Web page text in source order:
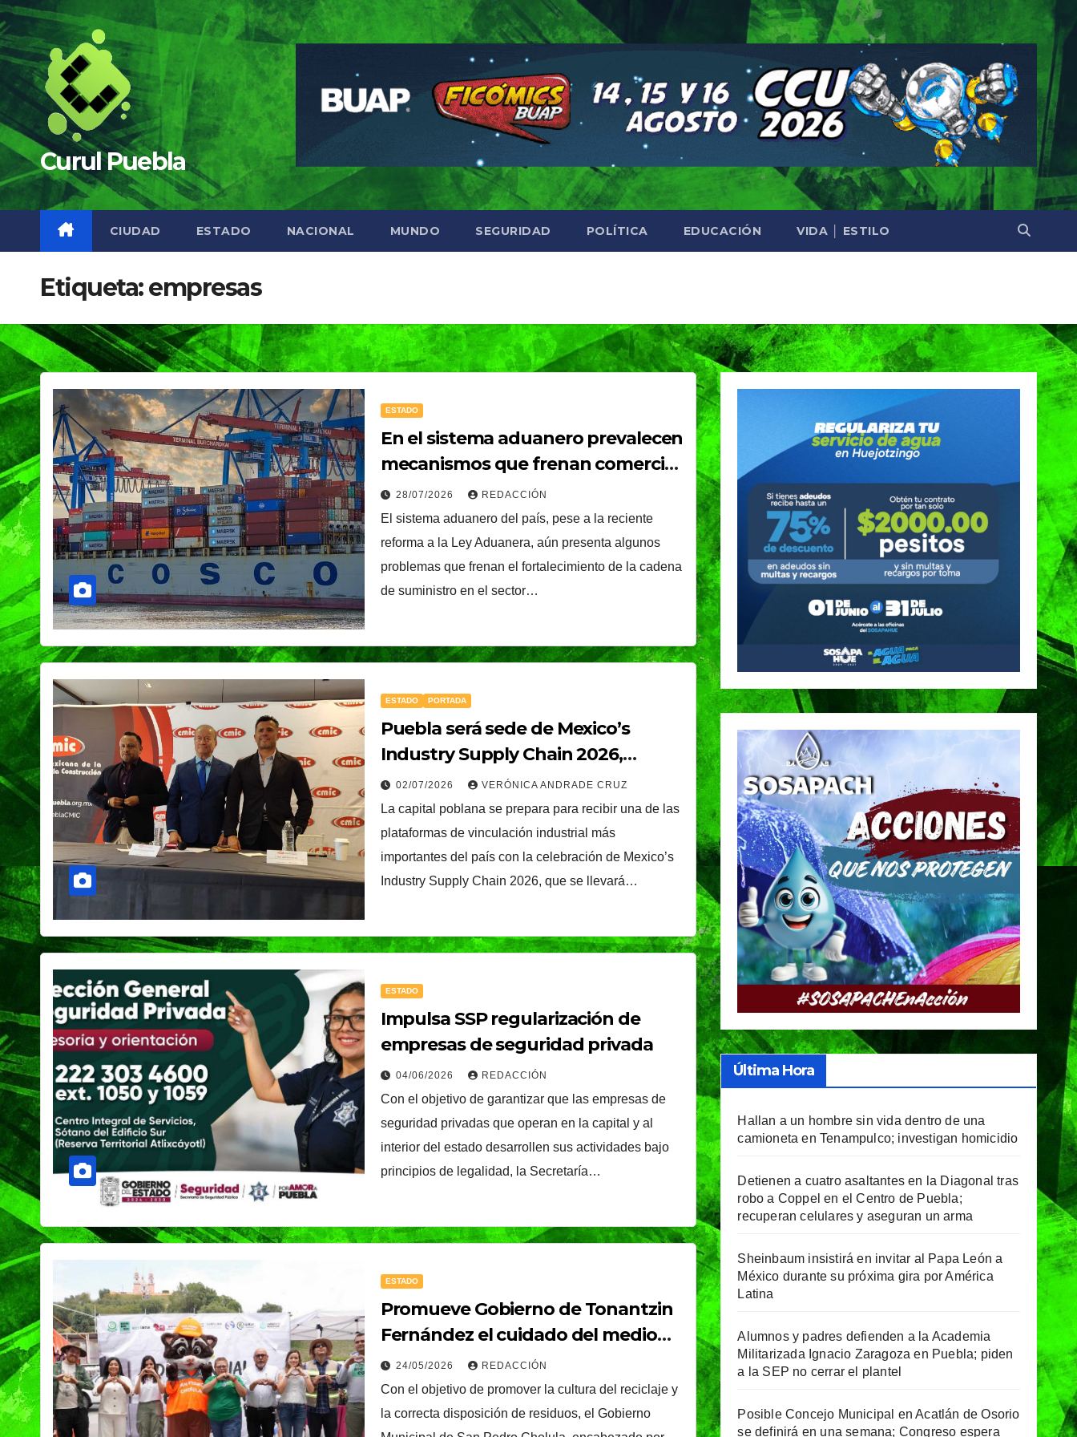
Saltar
al
contenido
Curul Puebla
CIUDAD ESTADO NACIONAL MUNDO SEGURIDAD POLÍTICA EDUCACIÓN VIDA │ ESTILO
Etiqueta:empresas
ESTADO
En el sistema aduanero prevalecen
mecanismos que frenan comercio
exterior: CROCE
28/07/2026 REDACCIÓN
El sistema aduanero del país, pese a la reciente
reforma a la Ley Aduanera, aún presenta algunos
problemas que frenan el fortalecimiento de la cadena
de suministro en el sector…
ESTADO PORTADA
Puebla será sede de Mexico’s
Industry Supply Chain 2026,
evento que abrirá oportunidades
de negocio por 7 mil millones de
dólares
02/07/2026 VERÓNICA ANDRADE CRUZ
La capital poblana se prepara para recibir una de las
plataformas de vinculación industrial más
importantes del país con la celebración de Mexico’s
Industry Supply Chain 2026, que se llevará…
ESTADO
Impulsa SSP regularización de
empresas de seguridad privada
04/06/2026 REDACCIÓN
Con el objetivo de garantizar que las empresas de
seguridad privadas que operan en la capital y al
interior del estado desarrollen sus actividades bajo
principios de legalidad, la Secretaría…
ESTADO
Promueve Gobierno de Tonantzin
Fernández el cuidado del medio
ambiente y la cultura del reciclaje
24/05/2026 REDACCIÓN
Con el objetivo de promover la cultura del reciclaje y
la correcta disposición de residuos, el Gobierno
Última Hora
Hallan a un hombre sin vida dentro de una
camioneta en Tenampulco; investigan homicidio
Detienen a cuatro asaltantes en la Diagonal tras
robo a Coppel en el Centro de Puebla;
recuperan celulares y aseguran un arma
Sheinbaum insistirá en invitar al Papa León a
México durante su próxima gira por América
Latina
Alumnos y padres defienden a la Academia
Militarizada Ignacio Zaragoza en Puebla; piden
a la SEP no cerrar el plantel
Posible Concejo Municipal en Acatlán de Osorio
se definirá en una semana; Congreso espera